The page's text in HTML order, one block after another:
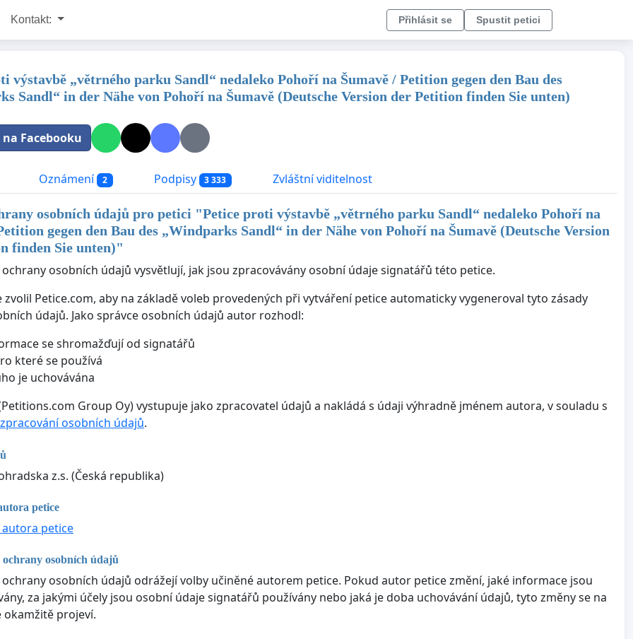
Kontakt: Přihlásit se Spustit petici
výstavbě „větrného parku Sandl“ nedaleko Pohoří na Šumavě / Petition gegen den Bau des
Sandl“ in der Nähe von Pohoří na Šumavě (Deutsche Version der Petition finden Sie unten)
Facebooku
Oznámení 2 Podpisy 3 333 Zvláštní viditelnost
osobních údajů pro petici "Petice proti výstavbě „větrného parku Sandl“ nedaleko Pohoří na
gegen den Bau des „Windparks Sandl“ in der Nähe von Pohoří na Šumavě (Deutsche Version
finden Sie unten)"
ochrany osobních údajů vysvětlují, jak jsou zpracovávány osobní údaje signatářů této petice.
Petice.com, aby na základě voleb provedených při vytváření petice automaticky vygeneroval tyto zásady
údajů. Jako správce osobních údajů autor rozhodl:
se shromažďují od signatářů
které se používá
je uchovávána
Group Oy) vystupuje jako zpracovatel údajů a nakládá s údaji výhradně jménem autora, v souladu s
osobních údajů.
z.s. (Česká republika)
petice
petice
ochrany osobních údajů
ochrany osobních údajů odrážejí volby učiněné autorem petice. Pokud autor petice změní, jaké informace jsou
za jakými účely jsou osobní údaje signatářů používány nebo jaká je doba uchovávání údajů, tyto změny se na
projeví.